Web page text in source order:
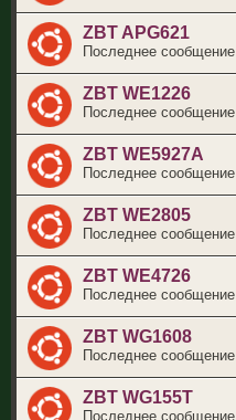
ZBT APG621
Последнее сообщение
ZBT WE1226
Последнее сообщение
ZBT WE5927A
Последнее сообщение
ZBT WE2805
Последнее сообщение
ZBT WE4726
Последнее сообщение
ZBT WG1608
Последнее сообщение
ZBT WG155T
Последнее сообщение